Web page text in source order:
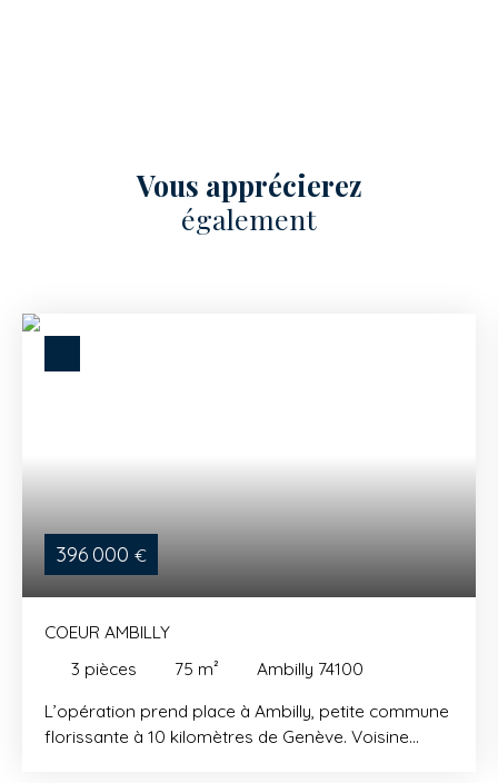
Vous apprécierez
également
396 000 €
COEUR AMBILLY
3 pièces 75 m²
Ambilly 74100
L’opération prend place à Ambilly, petite commune
florissante à 10 kilomètres de Genève. Voisine